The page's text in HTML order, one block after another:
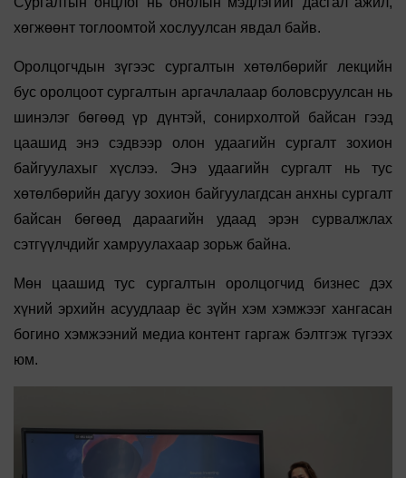
хөгжөөнт тоглоомтой хослуулсан явдал байв.
Оролцогчдын зүгээс сургалтын хөтөлбөрийг лекцийн
бус оролцоот сургалтын аргачлалаар боловсруулсан нь
шинэлэг бөгөөд үр дүнтэй, сонирхолтой байсан гээд
цаашид энэ сэдвээр олон удаагийн сургалт зохион
байгуулахыг хүслээ. Энэ удаагийн сургалт нь тус
хөтөлбөрийн дагуу зохион байгуулагдсан анхны сургалт
байсан бөгөөд дараагийн удаад эрэн сурвалжлах
сэтгүүлчдийг хамруулахаар зорьж байна.
Мөн цаашид тус сургалтын оролцогчид бизнес дэх
хүний эрхийн асуудлаар ёс зүйн хэм хэмжээг хангасан
богино хэмжээний медиа контент гаргаж бэлтгэж түгээх
юм.